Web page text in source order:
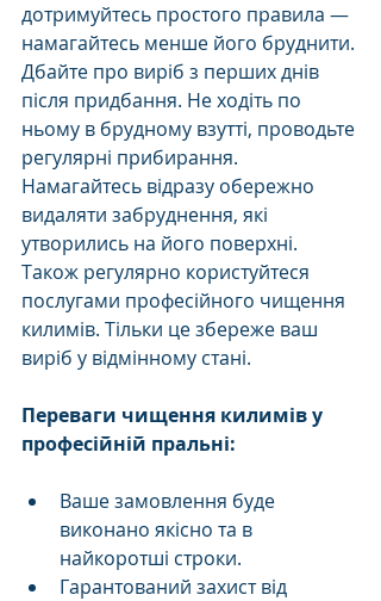
дотримуйтесь простого правила —
намагайтесь менше його бруднити.
Дбайте про виріб з перших днів
після придбання. Не ходіть по
ньому в брудному взутті, проводьте
регулярні прибирання.
Намагайтесь відразу обережно
видаляти забруднення, які
утворились на його поверхні.
Також регулярно користуйтеся
послугами професійного чищення
килимів. Тільки це збереже ваш
виріб у відмінному стані.
Переваги чищення килимів у
професійній пральні:
Ваше замовлення буде
виконано якісно та в
найкоротші строки.
Гарантований захист від